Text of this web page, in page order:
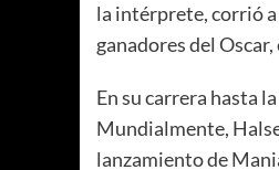
la intérprete, corrió
ganadores del
En su carrera hasta
Mundialmente,
lanzamiento de